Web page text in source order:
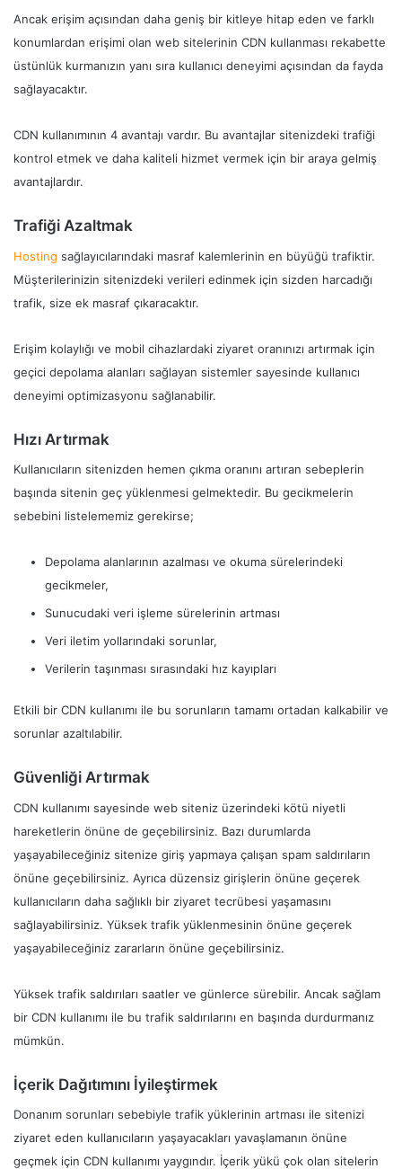
Ancak erişim açısından daha geniş bir kitleye hitap eden ve farklı
konumlardan erişimi olan web sitelerinin CDN kullanması rekabette
üstünlük kurmanızın yanı sıra kullanıcı deneyimi açısından da fayda
sağlayacaktır.
CDN kullanımının 4 avantajı vardır. Bu avantajlar sitenizdeki trafiği
kontrol etmek ve daha kaliteli hizmet vermek için bir araya gelmiş
avantajlardır.
Trafiği Azaltmak
Hosting sağlayıcılarındaki masraf kalemlerinin en büyüğü trafiktir.
Müşterilerinizin sitenizdeki verileri edinmek için sizden harcadığı
trafik, size ek masraf çıkaracaktır.
Erişim kolaylığı ve mobil cihazlardaki ziyaret oranınızı artırmak için
geçici depolama alanları sağlayan sistemler sayesinde kullanıcı
deneyimi optimizasyonu sağlanabilir.
Hızı Artırmak
Kullanıcıların sitenizden hemen çıkma oranını artıran sebeplerin
başında sitenin geç yüklenmesi gelmektedir. Bu gecikmelerin
sebebini listelememiz gerekirse;
Depolama alanlarının azalması ve okuma sürelerindeki
gecikmeler,
Sunucudaki veri işleme sürelerinin artması
Veri iletim yollarındaki sorunlar,
Verilerin taşınması sırasındaki hız kayıpları
Etkili bir CDN kullanımı ile bu sorunların tamamı ortadan kalkabilir ve
sorunlar azaltılabilir.
Güvenliği Artırmak
CDN kullanımı sayesinde web siteniz üzerindeki kötü niyetli
hareketlerin önüne de geçebilirsiniz. Bazı durumlarda
yaşayabileceğiniz sitenize giriş yapmaya çalışan spam saldırıların
önüne geçebilirsiniz. Ayrıca düzensiz girişlerin önüne geçerek
kullanıcıların daha sağlıklı bir ziyaret tecrübesi yaşamasını
sağlayabilirsiniz. Yüksek trafik yüklenmesinin önüne geçerek
yaşayabileceğiniz zararların önüne geçebilirsiniz.
Yüksek trafik saldırıları saatler ve günlerce sürebilir. Ancak sağlam
bir CDN kullanımı ile bu trafik saldırılarını en başında durdurmanız
mümkün.
İçerik Dağıtımını İyileştirmek
Donanım sorunları sebebiyle trafik yüklerinin artması ile sitenizi
ziyaret eden kullanıcıların yaşayacakları yavaşlamanın önüne
geçmek için CDN kullanımı yaygındır. İçerik yükü çok olan sitelerin